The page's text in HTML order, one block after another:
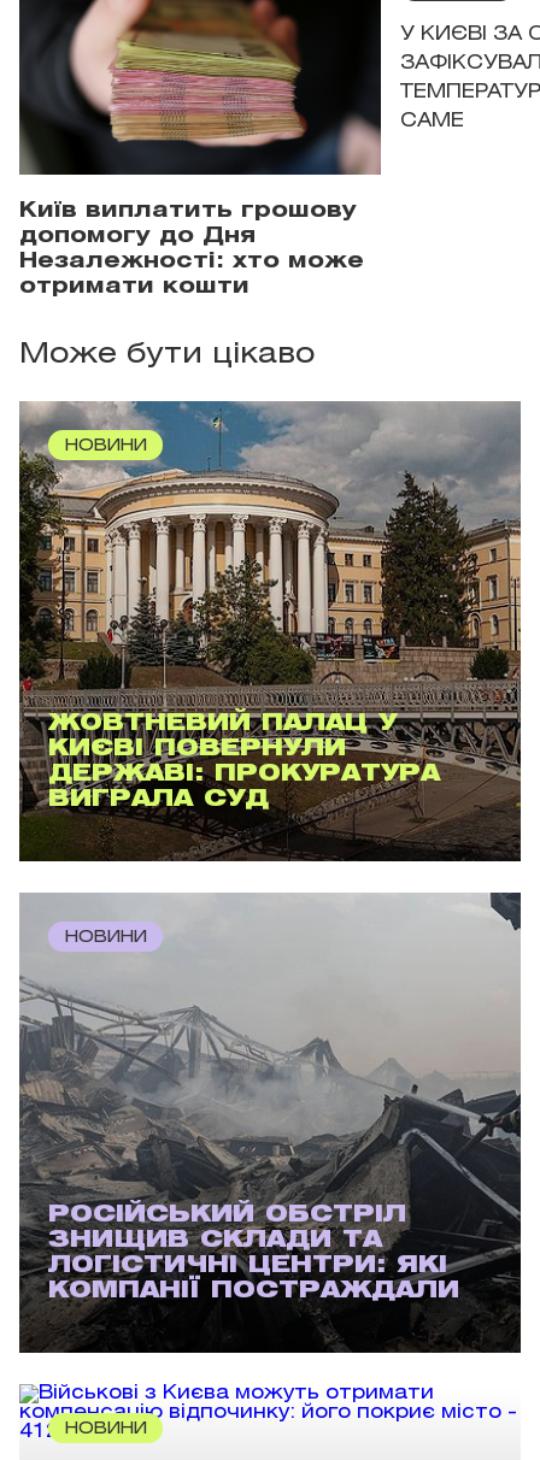
Київ виплатить грошову
допомогу до Дня
Незалежності: хто може
отримати кошти
У КИЄВІ ЗА
САМЕ
Може бути цікаво
НОВИНИ
ЖОВТНЕВИЙ ПАЛАЦ У
КИЄВІ ПОВЕРНУЛИ
ДЕРЖАВІ: ПРОКУРАТУРА
ВИГРАЛА СУД
НОВИНИ
РОСІЙСЬКИЙ ОБСТРІЛ
ЗНИЩИВ СКЛАДИ ТА
ЛОГІСТИЧНІ ЦЕНТРИ: ЯКІ
КОМПАНІЇ ПОСТРАЖДАЛИ
НОВИНИ